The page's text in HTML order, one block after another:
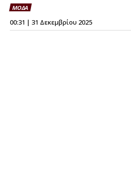
ΜΟΔΑ
00:31 | 31 Δεκεμβρίου 2025